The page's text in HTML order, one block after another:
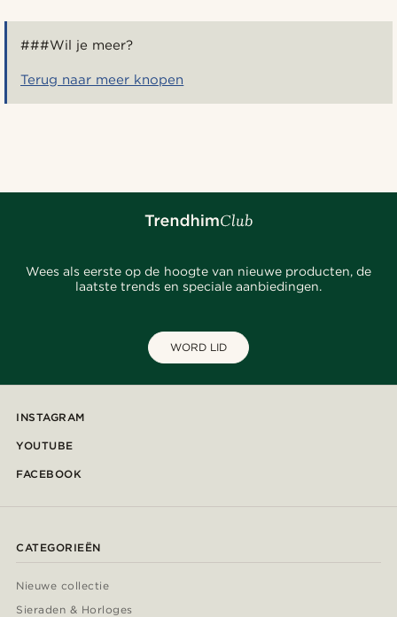
###Wil je meer?
Terug naar meer knopen
Wees als eerste op de hoogte van nieuwe producten, de
laatste trends en speciale aanbiedingen.
WORD LID
INSTAGRAM
YOUTUBE
FACEBOOK
CATEGORIEËN
Nieuwe collectie
Sieraden & Horloges